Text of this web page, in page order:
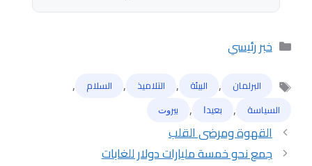
التصنيفات
خبر رئيسي
الوسوم
البرلمان , البيئة , التلاميذ , السلام ,
السياسة , ﺑﻌﻴﺪﺍ , ﺑﻴﺮﻭﺕ
القهوة ومرضى القلب
جمع نحو خمسة مليارات دولار للغابات